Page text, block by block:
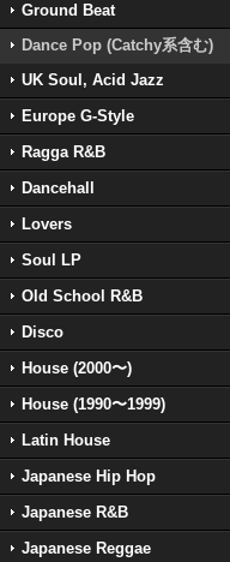
Ground Beat
Dance Pop (Catchy系含む)
UK Soul, Acid Jazz
Europe G-Style
Ragga R&B
Dancehall
Lovers
Soul LP
Old School R&B
Disco
House (2000〜)
House (1990〜1999)
Latin House
Japanese Hip Hop
Japanese R&B
Japanese Reggae